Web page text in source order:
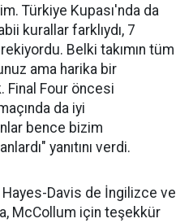
Türkiye Kupası'nda da
kurallar farklıydı, 7
Belki takımın tüm
ama harika bir
Four öncesi
da iyi
bence bizim
yanıtını verdi.
Davis de İngilizce ve
McCollum için teşekkür